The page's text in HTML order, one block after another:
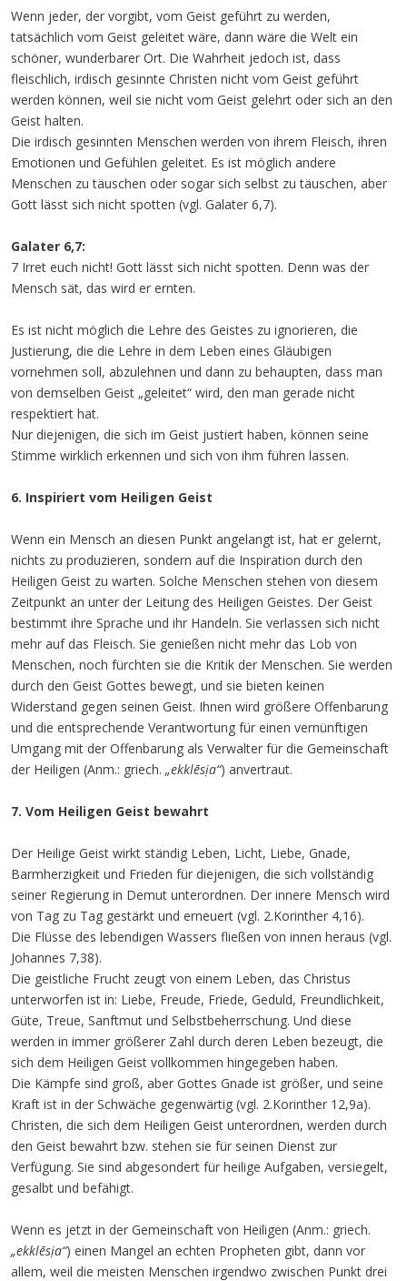
Wenn jeder, der vorgibt, vom Geist geführt zu werden,
tatsächlich vom Geist geleitet wäre, dann wäre die Welt ein
schöner, wunderbarer Ort. Die Wahrheit jedoch ist, dass
fleischlich, irdisch gesinnte Christen nicht vom Geist geführt
werden können, weil sie nicht vom Geist gelehrt oder sich an den
Geist halten.
Die irdisch gesinnten Menschen werden von ihrem Fleisch, ihren
Emotionen und Gefühlen geleitet. Es ist möglich andere
Menschen zu täuschen oder sogar sich selbst zu täuschen, aber
Gott lässt sich nicht spotten (vgl. Galater 6,7).
Galater 6,7:
7 Irret euch nicht! Gott lässt sich nicht spotten. Denn was der
Mensch sät, das wird er ernten.
Es ist nicht möglich die Lehre des Geistes zu ignorieren, die
Justierung, die die Lehre in dem Leben eines Gläubigen
vornehmen soll, abzulehnen und dann zu behaupten, dass man
von demselben Geist „geleitet“ wird, den man gerade nicht
respektiert hat.
Nur diejenigen, die sich im Geist justiert haben, können seine
Stimme wirklich erkennen und sich von ihm führen lassen.
6. Inspiriert vom Heiligen Geist
Wenn ein Mensch an diesen Punkt angelangt ist, hat er gelernt,
nichts zu produzieren, sondern auf die Inspiration durch den
Heiligen Geist zu warten. Solche Menschen stehen von diesem
Zeitpunkt an unter der Leitung des Heiligen Geistes. Der Geist
bestimmt ihre Sprache und ihr Handeln. Sie verlassen sich nicht
mehr auf das Fleisch. Sie genießen nicht mehr das Lob von
Menschen, noch fürchten sie die Kritik der Menschen. Sie werden
durch den Geist Gottes bewegt, und sie bieten keinen
Widerstand gegen seinen Geist. Ihnen wird größere Offenbarung
und die entsprechende Verantwortung für einen vernünftigen
Umgang mit der Offenbarung als Verwalter für die Gemeinschaft
der Heiligen (Anm.: griech. „ekklēsịa“) anvertraut.
7. Vom Heiligen Geist bewahrt
Der Heilige Geist wirkt ständig Leben, Licht, Liebe, Gnade,
Barmherzigkeit und Frieden für diejenigen, die sich vollständig
seiner Regierung in Demut unterordnen. Der innere Mensch wird
von Tag zu Tag gestärkt und erneuert (vgl. 2.Korinther 4,16).
Die Flüsse des lebendigen Wassers fließen von innen heraus (vgl.
Johannes 7,38).
Die geistliche Frucht zeugt von einem Leben, das Christus
unterworfen ist in: Liebe, Freude, Friede, Geduld, Freundlichkeit,
Güte, Treue, Sanftmut und Selbstbeherrschung. Und diese
werden in immer größerer Zahl durch deren Leben bezeugt, die
sich dem Heiligen Geist vollkommen hingegeben haben.
Die Kämpfe sind groß, aber Gottes Gnade ist größer, und seine
Kraft ist in der Schwäche gegenwärtig (vgl. 2.Korinther 12,9a).
Christen, die sich dem Heiligen Geist unterordnen, werden durch
den Geist bewahrt bzw. stehen sie für seinen Dienst zur
Verfügung. Sie sind abgesondert für heilige Aufgaben, versiegelt,
gesalbt und befähigt.
Wenn es jetzt in der Gemeinschaft von Heiligen (Anm.: griech.
„ekklēsịa“) einen Mangel an echten Propheten gibt, dann vor
allem, weil die meisten Menschen irgendwo zwischen Punkt drei